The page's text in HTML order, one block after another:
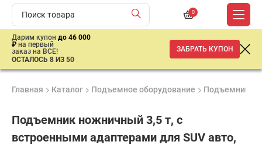
0
Дарим купон до 46 000
₽ на первый
заказ на ВСЕ!
ОСТАЛОСЬ 8 ИЗ 50
ЗАБРАТЬ КУПОН
Главная Каталог Подъемное оборудование Подъемники
Подъемник ножничный 3,5 т, с
встроенными адаптерами для SUV авто,